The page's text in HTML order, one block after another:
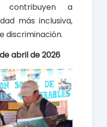
contribuyen a
más inclusiva,
discriminación.
abril de 2026